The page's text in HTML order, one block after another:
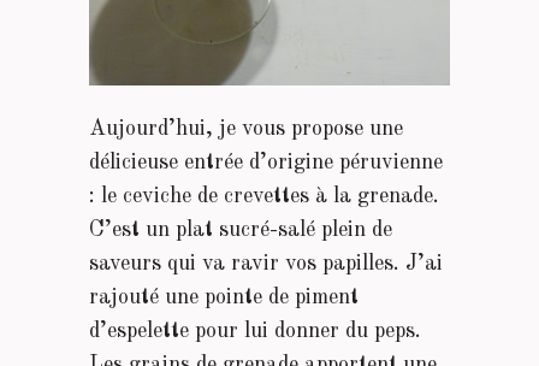
Aujourd’hui, je vous propose une
délicieuse entrée d’origine péruvienne
: le ceviche de crevettes à la grenade.
C’est un plat sucré-salé plein de
saveurs qui va ravir vos papilles. J’ai
rajouté une pointe de piment
d’espelette pour lui donner du peps.